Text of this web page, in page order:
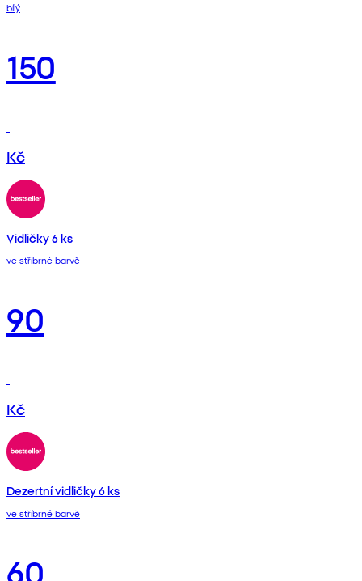
bílý
150
Kč
Vidličky 6 ks
ve stříbrné barvě
90
Kč
Dezertní vidličky 6 ks
ve stříbrné barvě
60